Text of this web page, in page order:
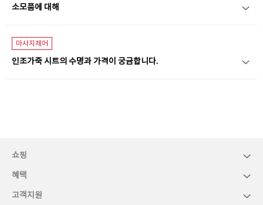
소모품에 대해
마사지체어
인조가죽 시트의 수명과 가격이 궁금합니다.
쇼핑
혜택
고객지원